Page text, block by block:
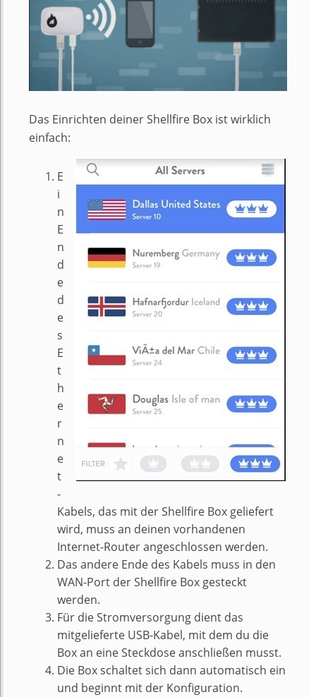
Das Einrichten deiner Shellfire Box ist wirklich
einfach:
E
i
n
E
n
d
e
d
e
s
E
t
h
e
r
n
e
t
-
Kabels, das mit der Shellfire Box geliefert
wird, muss an deinen vorhandenen
Internet-Router angeschlossen werden.
Das andere Ende des Kabels muss in den
WAN-Port der Shellfire Box gesteckt
werden.
Für die Stromversorgung dient das
mitgelieferte USB-Kabel, mit dem du die
Box an eine Steckdose anschließen musst.
Die Box schaltet sich dann automatisch ein
und beginnt mit der Konfiguration.